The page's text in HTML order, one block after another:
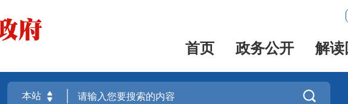
首页 政务公开 解读
